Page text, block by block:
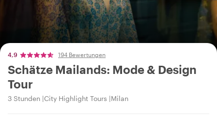
4,9 194 Bewertungen
Schätze Mailands: Mode & Design
Tour
3 Stunden City Highlight Tours Milan